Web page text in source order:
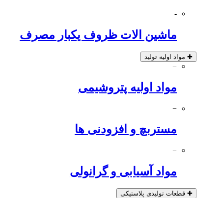
-
ماشین الات ظروف یکبار مصرف
✚ مواد اولیه تولید
−
مواد اولیه پتروشیمی
−
مستربچ و افزودنی ها
−
مواد آسیابی و گرانولی
✚ قطعات تولیدی پلاستیکی